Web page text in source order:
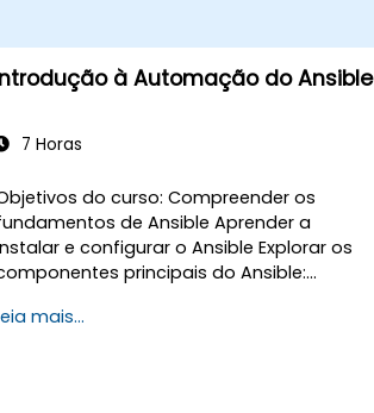
à Automação do Ansible
7 Horas
do curso: Compreender os
de Ansible Aprender a
e configurar o Ansible Explorar os
principais do Ansible:
tarefas de automação
mais...